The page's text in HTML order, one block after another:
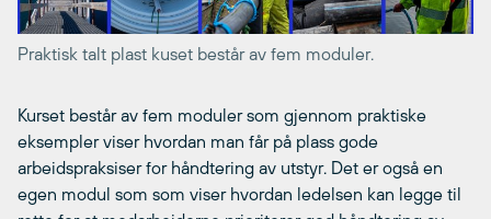
Praktisk talt plast kuset består av fem moduler.
Kurset består av fem moduler som gjennom praktiske
eksempler viser hvordan man får på plass gode
arbeidspraksiser for håndtering av utstyr. Det er også en
egen modul som som viser hvordan ledelsen kan legge til